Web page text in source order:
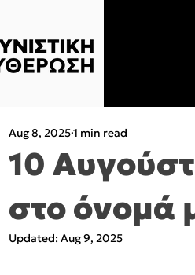
10
στο όνομά
Aug 8, 20251 min read
Updated: Aug 9, 2025